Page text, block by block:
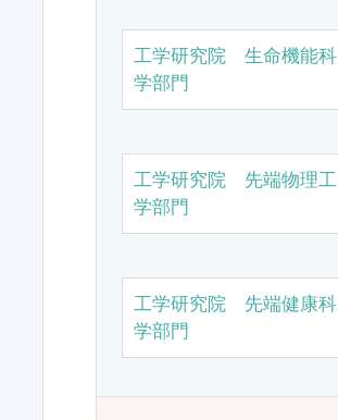
工学研究院 生命機能科
学部門
工学研究院 先端物理工
学部門
工学研究院 先端健康科
学部門